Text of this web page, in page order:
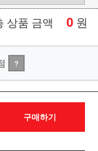
상품 금액 0 원
?
구매하기